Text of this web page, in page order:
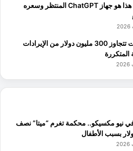
تقرير.. هذا هو جهاز ChatGPT المنتظر وسعره
سافيينت تتجاوز 300 مليون دولار من الإيرادات
المتكررة
نيو مكسيكو.. محكمة تغرم “ميتا” نصف
بسبب الأطفال